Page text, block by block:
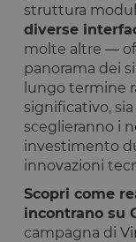
struttura
diverse
molte altre —
panorama dei
lungo termine
significativo,
sceglieranno i
investimento
innovazioni
Scopri come
incontrano su
campagna di
Google